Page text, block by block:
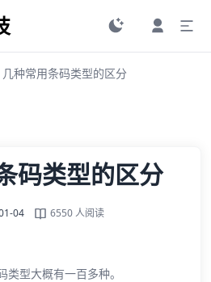
几种常用条码类型的区分
码类型的区分
04 6550 人阅读
型大概有一百多种。